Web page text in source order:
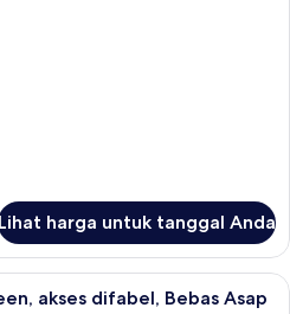
harga untuk tanggal Anda
Seprai premium, brankas, meja kerja,
akses difabel, Bebas Asap